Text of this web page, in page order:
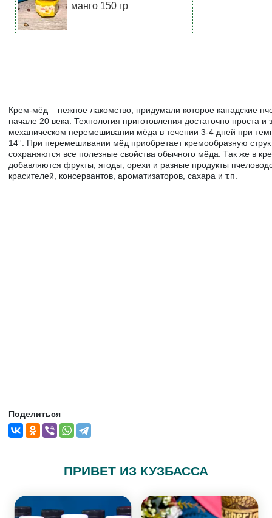
манго 150 гр
Крем-мёд – нежное лакомство, придумали которое канадские
начале 20 века. Технология приготовления достаточно проста и
механическом перемешивании мёда в течении 3-4 дней при
14°. При перемешивании мёд приобретает кремообразную
сохраняются все полезные свойства обычного мёда. Так же в
добавляются фрукты, ягоды, орехи и разные продукты
красителей, консервантов, ароматизаторов, сахара и т.п.
Поделиться
ПРИВЕТ ИЗ КУЗБАССА